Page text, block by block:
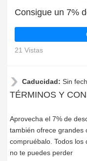
21 Vistas
Caducidad: Sin
TÉRMINOS Y
Aprovecha el 7% de
también ofrece grandes
compruébalo. Todos
no te puedes perder